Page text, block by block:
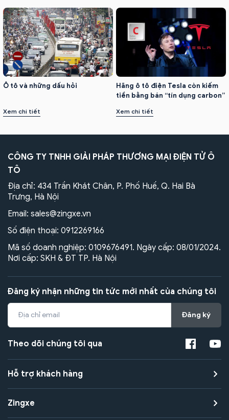
Ô tô và những dấu hỏi
Xem chi tiết
Hãng ô tô điện Tesla còn kiếm
tiền bằng bán “tín dụng carbon”
Xem chi tiết
CÔNG TY TNHH GIẢI PHÁP THƯƠNG MẠI ĐIỆN TỬ Ô
TÔ
Địa chỉ: 434 Trần Khát Chân, P. Phố Huế, Q. Hai Bà
Trưng, Hà Nội
Email: sales@zingxe.vn
Số điện thoại: 0912269166
Mã số doanh nghiệp: 0109676491. Ngày cấp: 08/01/2024.
Nơi cấp: SKH & ĐT TP. Hà Nội
Đăng ký nhận những tin tức mới nhất của chúng tôi
Đăng ký
Theo dõi chúng tôi qua
Hỗ trợ khách hàng
Zingxe